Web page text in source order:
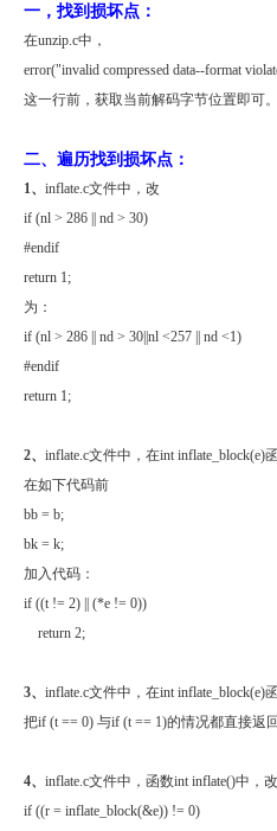
一，找到损坏点：
在unzip.c中，
error("invalid compressed data--format
这一行前，获取当前解码字节位置即可。
二、遍历找到损坏点：
1、 inflate.c文件中，改
if (nl > 286 || nd > 30)
#endif
return 1;
为：
if (nl > 286 || nd > 30||nl <257 || nd <1)
#endif
return 1;
2、 inflate.c文件中，在int inflate_block(e)
在如下代码前
bb = b;
bk = k;
加入代码：
if ((t != 2) || (*e != 0))
return 2;
3、 inflate.c文件中，在int inflate_block(e)
把if (t == 0) 与if (t == 1)的情况都直接返
4、 inflate.c文件中，函数int inflate()中，改
if ((r = inflate_block(&e)) != 0)